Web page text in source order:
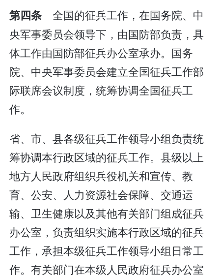
第四条 全国的征兵工作，在国务院、中
央军事委员会领导下，由国防部负责，具
体工作由国防部征兵办公室承办。国务
院、中央军事委员会建立全国征兵工作部
际联席会议制度，统筹协调全国征兵工
作。
省、市、县各级征兵工作领导小组负责统
筹协调本行政区域的征兵工作。县级以上
地方人民政府组织兵役机关和宣传、教
育、公安、人力资源社会保障、交通运
输、卫生健康以及其他有关部门组成征兵
办公室，负责组织实施本行政区域的征兵
工作，承担本级征兵工作领导小组日常工
作。有关部门在本级人民政府征兵办公室